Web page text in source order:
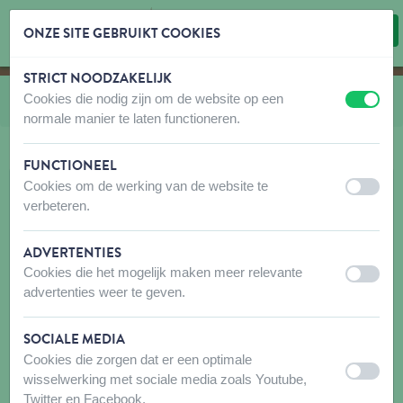
Inhoud overslaan
Taalkeuze overslaan
U bevindt zich hier:
vanHB en LB Nylon Classic
ONZE SITE GEBRUIKT COOKIES
STRICT NOODZAKELIJK
Cookies die nodig zijn om de website op een
normale manier te laten functioneren.
uit aan
FUNCTIONEEL
Cookies om de werking van de website te
verbeteren.
uit aan
ADVERTENTIES
Cookies die het mogelijk maken meer relevante
advertenties weer te geven.
uit aan
SOCIALE MEDIA
Cookies die zorgen dat er een optimale
wisselwerking met sociale media zoals Youtube,
Twitter en Facebook.
uit aan